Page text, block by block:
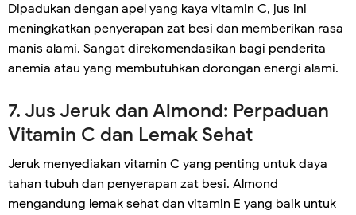
Dipadukan dengan apel yang kaya vitamin C, jus ini
meningkatkan penyerapan zat besi dan memberikan rasa
manis alami. Sangat direkomendasikan bagi penderita
anemia atau yang membutuhkan dorongan energi alami.
7. Jus Jeruk dan Almond: Perpaduan
Vitamin C dan Lemak Sehat
Jeruk menyediakan vitamin C yang penting untuk daya
tahan tubuh dan penyerapan zat besi. Almond
mengandung lemak sehat dan vitamin E yang baik untuk